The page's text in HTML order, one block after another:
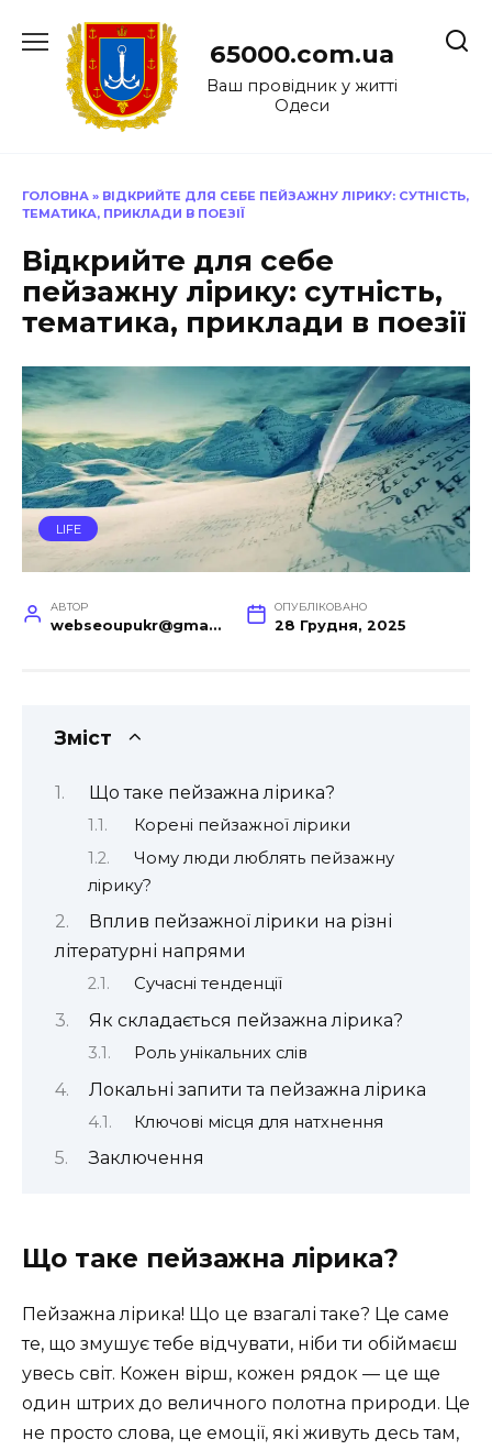
до
65000.com.ua
Ваш провідник у житті
Одеси
ГОЛОВНА » ВІДКРИЙТЕ ДЛЯ СЕБЕ ПЕЙЗАЖНУ ЛІРИКУ: СУТНІСТЬ,
ТЕМАТИКА, ПРИКЛАДИ В ПОЕЗІЇ
Відкрийте для себе
пейзажну лірику: сутність,
тематика, приклади в поезії
LIFE
АВТОР
webseoupukr@gmail.com
ОПУБЛІКОВАНО
28 Грудня, 2025
Зміст
Що таке пейзажна лірика?
Корені пейзажної лірики
Чому люди люблять пейзажну
лірику?
Вплив пейзажної лірики на різні
літературні напрями
Сучасні тенденції
Як складається пейзажна лірика?
Роль унікальних слів
Локальні запити та пейзажна лірика
Ключові місця для натхнення
Заключення
Що таке пейзажна лірика?
Пейзажна лірика! Що це взагалі таке? Це саме
те, що змушує тебе відчувати, ніби ти обіймаєш
увесь світ. Кожен вірш, кожен рядок — це ще
один штрих до величного полотна природи. Це
не просто слова, це емоції, які живуть десь там,